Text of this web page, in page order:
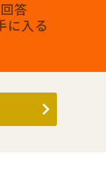
答
に入る